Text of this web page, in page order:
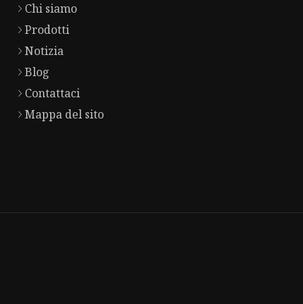
Chi siamo
Prodotti
Notizia
Blog
Contattaci
Mappa del sito